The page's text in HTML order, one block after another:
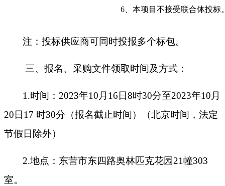
6、本项目不接受联合体投标
注：投标供应商可同时投报多个标包。
三、报名、采购文件领取时间及方式：
1.时间：2023年10 月 16 日8时30分至2023年10 月
20 日 17 时30分（报名截止时间）（北京时间，法定
节假日除外）
2.地点：东营市东四路奥林匹克花园21幢303
室。